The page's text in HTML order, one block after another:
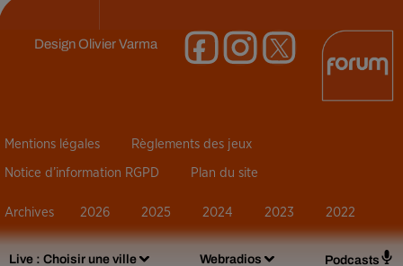
Live : Choisir une ville Webradios Podcasts
DesignOlivier Varma
Mentions légales Règlements des jeux
Notice d’information RGPD Plan du site
Archives 2026 2025 2024 2023 2022